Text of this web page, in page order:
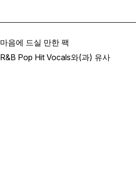
마음에 드실 만한 팩
R&B Pop Hit Vocals와(과) 유사